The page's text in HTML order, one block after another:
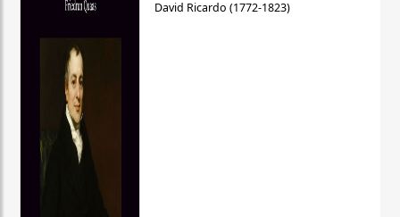
David Ricardo (1772-1823)